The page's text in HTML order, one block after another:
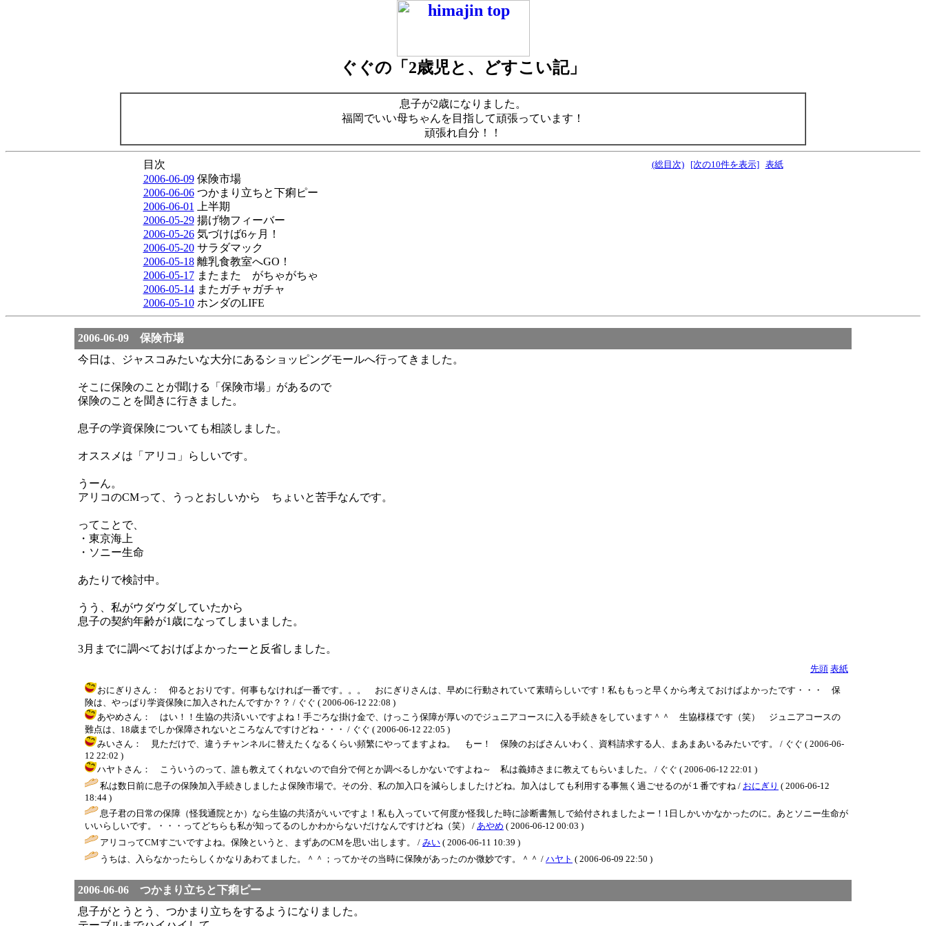
ぐぐの「2歳児と、どすこい記」
息子が2歳になりました。
福岡でいい母ちゃんを目指して頑張っています！
頑張れ自分！！
目次 (総目次) [次の10件を表示] 表紙
2006-06-09保険市場
2006-06-06つかまり立ちと下痢ピー
2006-06-01
上半期
2006-05-29揚げ物フィーバー
2006-05-26気づけば6ヶ月！
2006-05-20サラダマック
2006-05-18離乳食教室へGO！
2006-05-17またまた がちゃがちゃ
2006-05-14またガチャガチャ
2006-05-10ホンダのLIFE
2006-06-09 保険市場
今日は、ジャスコみたいな大分にあるショッピングモールへ行ってきました。
そこに保険のことが聞ける「保険市場」があるので
保険のことを聞きに行きました。
息子の学資保険についても相談しました。
オススメは「アリコ」らしいです。
うーん。
アリコのCMって、うっとおしいから ちょいと苦手なんです。
ってことで、
・東京海上
・ソニー生命
あたりで検討中。
うう、私がウダウダしていたから
息子の契約年齢が1歳になってしまいました。
3月までに調べておけばよかったーと反省しました。
先頭 表紙
おにぎりさん： 仰るとおりです。何事もなければ一番です。。。 おにぎりさんは、早めに行動されていて素晴らしいです！私ももっと早くから考えておけばよかったです・・・ 保
険は、やっぱり学資保険に加入されたんですか？？ / ぐぐ ( 2006-06-12 22:08 )
あやめさん： はい！！生協の共済いいですよね！手ごろな掛け金で、けっこう保障が厚いのでジュニアコースに入る手続きをしています＾＾ 生協様様です（笑） ジュニアコースの
難点は、18歳までしか保障されないところなんですけどね・・・ / ぐぐ ( 2006-06-12 22:05 )
みいさん： 見ただけで、違うチャンネルに替えたくなるくらい頻繁にやってますよね。 もー！ 保険のおばさんいわく、資料請求する人、まあまあいるみたいです。 / ぐぐ ( 2006-06-
12 22:02 )
ハヤトさん： こういうのって、誰も教えてくれないので自分で何とか調べるしかないですよね～ 私は義姉さまに教えてもらいました。 / ぐぐ ( 2006-06-12 22:01 )
私は数日前に息子の保険加入手続きしましたよ保険市場で。その分、私の加入口を減らしましたけどね。加入はしても利用する事無く過ごせるのが１番ですね / おにぎり ( 2006-06-12
18:44 )
息子君の日常の保障（怪我通院とか）なら生協の共済がいいですよ！私も入っていて何度か怪我した時に診断書無しで給付されましたよー！1日しかいかなかったのに。あとソニー生命が
いいらしいです。・・・ってどちらも私が知ってるのしかわからないだけなんですけどね（笑） / あやめ ( 2006-06-12 00:03 )
アリコってCMすごいですよね。保険というと、まずあのCMを思い出します。 / みい ( 2006-06-11 10:39 )
うちは、入らなかったらしくかなりあわてました。＾＾；ってかその当時に保険があったのか微妙です。＾＾ / ハヤト ( 2006-06-09 22:50 )
2006-06-06 つかまり立ちと下痢ピー
息子がとうとう、つかまり立ちをするようになりました。